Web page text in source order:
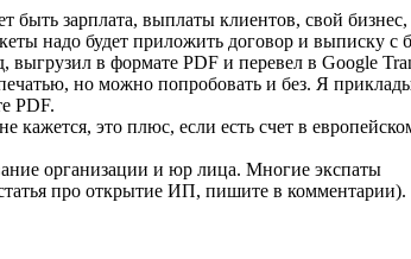
быть зарплата, выплаты клиентов, свой бизнес,
надо будет приложить договор и выписку с
выгрузил в формате PDF и перевел в Google
но можно попробовать и без. Я
PDF.
кажется, это плюс, если есть счет в
организации и юр лица. Многие экспаты
про открытие ИП, пишите в комментарии).